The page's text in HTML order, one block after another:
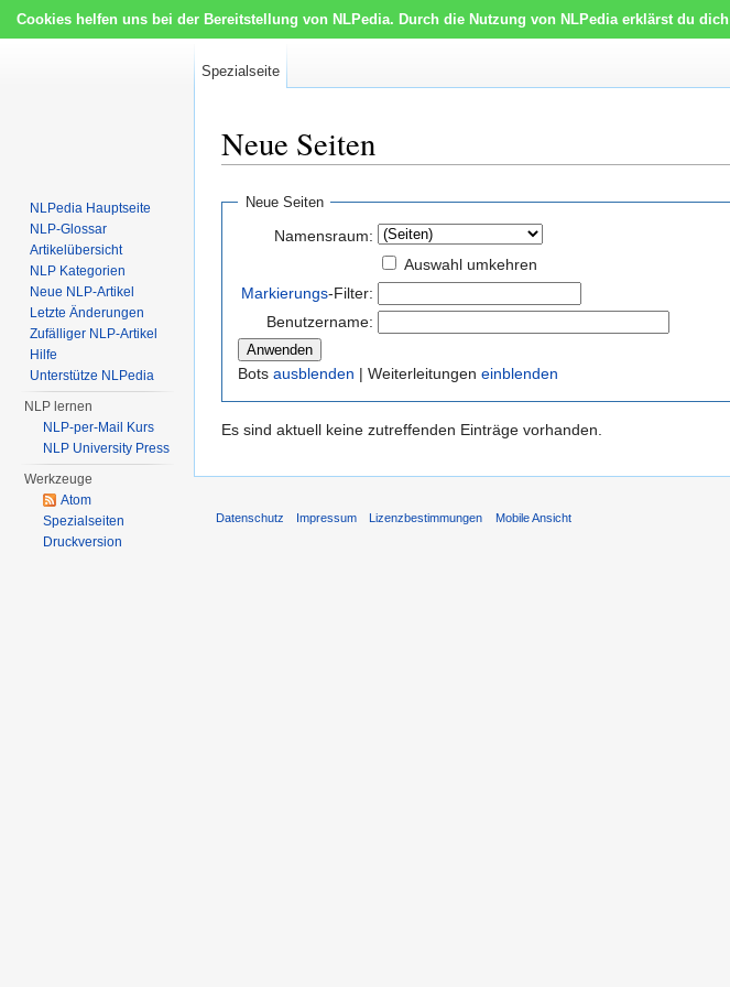
Cookies helfen uns bei der Bereitstellung von NLPedia. Durch die Nutzung von NLPedia erklärst du
Neue Seiten
Neue Seiten
Namensraum:
Auswahl umkehren
Markierungs-Filter:
Benutzername:
Bots ausblenden | Weiterleitungen einblenden
Es sind aktuell keine zutreffenden Einträge vorhanden.
Spezialseite
NLPedia Hauptseite
NLP-Glossar
Artikelübersicht
NLP Kategorien
Neue NLP-Artikel
Letzte Änderungen
Zufälliger NLP-Artikel
Hilfe
Unterstütze NLPedia
NLP lernen
NLP-per-Mail Kurs
NLP University Press
Werkzeuge
Atom
Spezialseiten
Druckversion
Datenschutz Impressum Lizenzbestimmungen Mobile Ansicht